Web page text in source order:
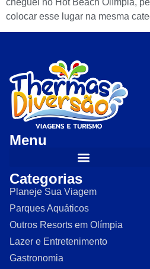
colocar esse lugar na mesma
Menu
Categorias
Planeje Sua Viagem
Parques Aquáticos
Outros Resorts em Olímpia
Lazer e Entretenimento
Gastronomia